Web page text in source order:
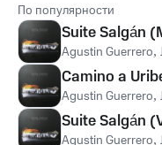
По популярности
Suite Salgán
Agustin Guerrero,
Camino a
Agustin Guerrero,
Suite Salgán
Agustin Guerrero,